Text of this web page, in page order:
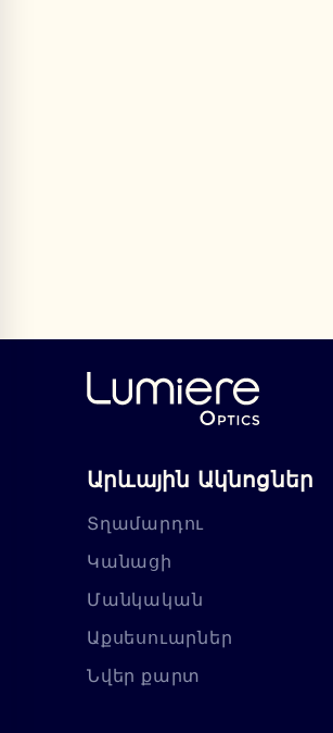
Արևային Ակնոցներ
Տղամարդու
Կանացի
Մանկական
Աքսեսուարներ
Նվեր քարտ